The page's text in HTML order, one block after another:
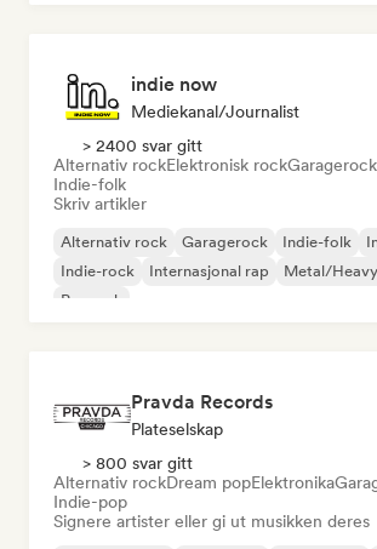
indie now
Mediekanal/journalist
> 2400 svar gitt
Alternativ rockElektronisk rockGaragerock
Indie-folk
Skriv artikler
Alternativ rock Garagerock Indie-folk
Indie-rock
Internasjonal rap
Metal/
Poprock
Pravda Records
Plateselskap
> 800 svar gitt
Alternativ rockDream popElektronika
Indie-pop
Signere artister eller gi ut musikken deres